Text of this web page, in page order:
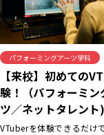
パフォーミングアーツ学科
【来校】初めての
験！（パフォーミン
ツ／ネットタレント)
VTuberを体験できるだけ